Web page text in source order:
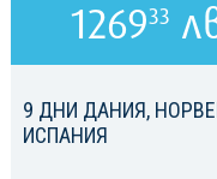
9 ДНИ ДАНИЯ,
ИСПАНИЯ
126933